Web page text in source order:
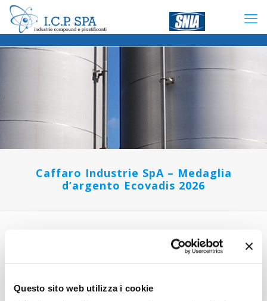
Questo sito web utilizza i cookie
Caffaro Industrie SpA – Medaglia
d’argento Ecovadis 2026